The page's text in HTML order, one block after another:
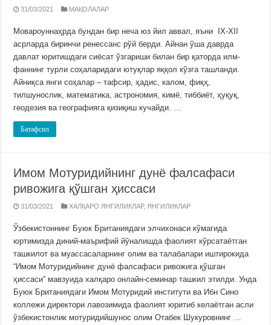
31/03/2021 МАҚОЛАЛАР
Мовароуннаҳрда бундан бир неча юз йил аввал, яъни IX-XII
асрларда биринчи ренессанс рўй берди. Айнан ўша даврда
давлат юритишдаги сиёсат ўзгариши билан бир қаторда илм-
фаннинг турли соҳаларидаги ютуқлар яққол кўзга ташланди.
Айниқса янги соҳалар – тафсир, ҳадис, калом, фиқҳ,
тилшунослик, математика, астрономия, кимё, тиббиёт, ҳуқуқ,
геодезия ва географияга қизиқиш кучайди. …
Батафсил
Имом Мотуридийнинг дунё фалсафаси
ривожига қўшган ҳиссаси
31/03/2021 ХАЛҚАРО ЯНГИЛИКЛАР, ЯНГИЛИКЛАР
Ўзбекистоннинг Буюк Британиядаги элчихонаси кўмагида
юртимизда диний-маърифий йўналишда фаолият кўрсатаётган
ташкилот ва муассасаларнинг олим ва талабалари иштирокида
“Имом Мотуридийнинг дунё фалсафаси ривожига қўшган
ҳиссаси” мавзуида халқаро онлайн-семинар ташкил этилди. Унда
Буюк Британиядаги Имом Мотуридий институти ва Ибн Сино
коллежи директори лавозимида фаолият юритиб келаётган асли
ўзбекистонлик мотуридийшунос олим Отабек Шукуровнинг …